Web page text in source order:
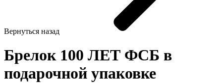
Вернуться назад
Брелок 100 ЛЕТ ФСБ в
подарочной упаковке